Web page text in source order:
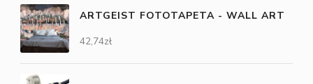
ARTGEIST FOTOTAPETA - WALL ART
42,74zł